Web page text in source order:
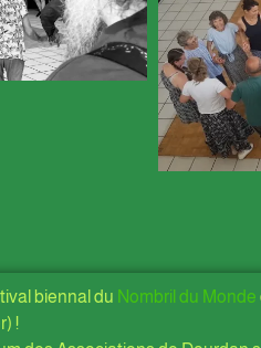
biennal du Nombril du Monde
!